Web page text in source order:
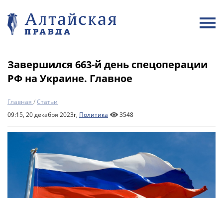
Завершился 663-й день спецоперации
РФ на Украине. Главное
Главная /Статьи
09:15, 20 декабря 2023г, Политика 3548